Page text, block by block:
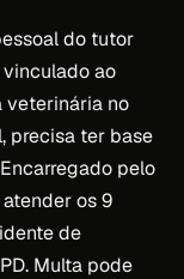
do tutor
ao
veterinária no
precisa ter base
pelo
atender os 9
de
Multa pode